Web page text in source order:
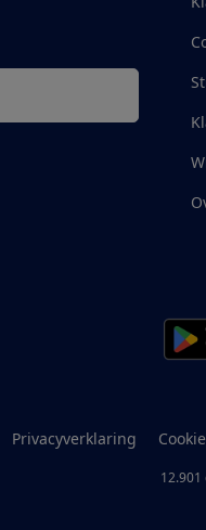
Privacyverklaring
12.901